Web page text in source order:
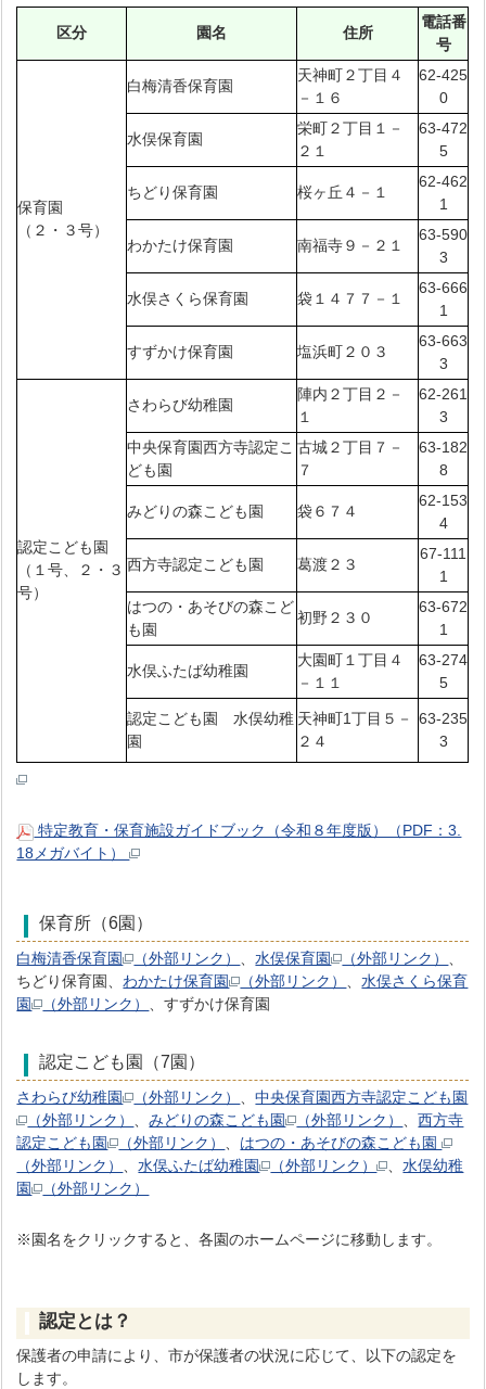
区分 園名 住所
電話番
号
保育園
（２・３号）
白梅清香保育園
天神町２丁目４
－１６
62-425
0
水俣保育園
栄町２丁目１－
２１
63-472
5
ちどり保育園 桜ヶ丘４－１
62-462
1
わかたけ保育園 南福寺９－２１
63-590
3
水俣さくら保育園 袋１４７７－１
63-666
1
すずかけ保育園 塩浜町２０３
63-663
3
認定こども園
（１号、２・３
号）
さわらび幼稚園
陣内２丁目２－
１
62-261
3
中央保育園西方寺認定こ
ども園
古城２丁目７－
７
63-182
8
みどりの森こども園 袋６７４
62-153
4
西方寺認定こども園 葛渡２３
67-111
1
はつの・あそびの森こど
も園
初野２３０
63-672
1
水俣ふたば幼稚園
大園町１丁目４
－１１
63-274
5
認定こども園 水俣幼稚
園
天神町1丁目５－
２４
63-235
3
特定教育・保育施設ガイドブック（令和８年度版）（PDF：3.
18メガバイト）
保育所（6園）
白梅清香保育園 （外部リンク） 、水俣保育園 （外部リンク） 、
ちどり保育園、わかたけ保育園 （外部リンク） 、水俣さくら保育
園
（外部リンク） 、すずかけ保育園
認定こども園（7園）
さわらび幼稚園 （外部リンク） 、中央保育園西方寺認定こども園
（外部リンク） 、みどりの森こども園 （外部リンク） 、西方寺
認定こども園
（外部リンク） 、 はつの・あそびの森こども園
（外部リンク） 、水俣ふたば幼稚園 （外部リンク） 、水俣幼稚
園
（外部リンク）
※園名をクリックすると、各園のホームページに移動します。
認定とは？
保護者の申請により、市が保護者の状況に応じて、以下の認定を
します。